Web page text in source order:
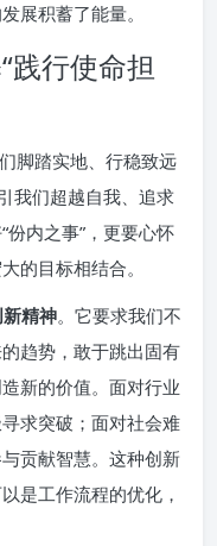
展积蓄了能量。
践行使命担
脚踏实地、行稳致远
我们超越自我、追求
内之事”，更要心怀
的目标相结合。
精神。它要求我们不
趋势，敢于跳出固有
新的价值。面对行业
求突破；面对社会难
贡献智慧。这种创新
是工作流程的优化，